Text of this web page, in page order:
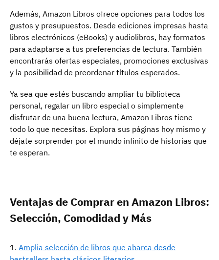
Además, Amazon Libros ofrece opciones para todos los
gustos y presupuestos. Desde ediciones impresas hasta
libros electrónicos (eBooks) y audiolibros, hay formatos
para adaptarse a tus preferencias de lectura. También
encontrarás ofertas especiales, promociones exclusivas
y la posibilidad de preordenar títulos esperados.
Ya sea que estés buscando ampliar tu biblioteca
personal, regalar un libro especial o simplemente
disfrutar de una buena lectura, Amazon Libros tiene
todo lo que necesitas. Explora sus páginas hoy mismo y
déjate sorprender por el mundo infinito de historias que
te esperan.
Ventajas de Comprar en Amazon Libros:
Selección, Comodidad y Más
Amplia selección de libros que abarca desde